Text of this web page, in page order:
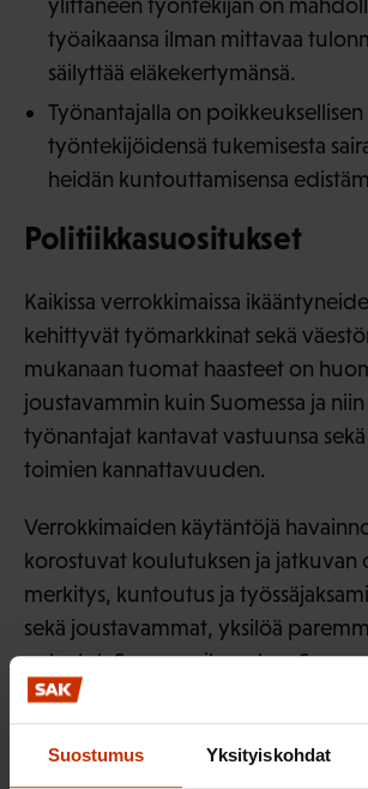
Suostumus Yksityiskohdat
ylittäneen työntekijän on
työaikaansa ilman mittavaa
säilyttää eläkekertymänsä.
Työnantajalla on poikkeuksellisen
työntekijöidensä tukemisesta
heidän kuntouttamisensa
Politiikkasuositukset
Kaikissa verrokkimaissa
kehittyvät työmarkkinat sekä
mukanaan tuomat haasteet on
joustavammin kuin Suomessa ja
työnantajat kantavat vastuunsa
toimien kannattavuuden.
Verrokkimaiden käytäntöjä
korostuvat koulutuksen ja jatkuvan
merkitys, kuntoutus ja
sekä joustavammat, yksilöä
palvelut. Samaan aikaan kun
aikuiskoulutustuesta, leikattu
ja heikennetty työntekijän asemaa,
tehty myös toisin.